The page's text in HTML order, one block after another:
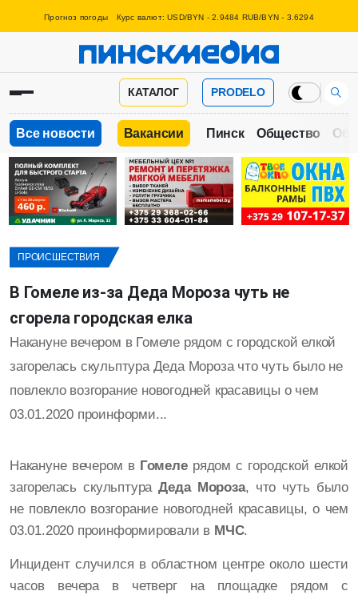
Прогноз погоды Курс валют: USD/BYN - 2.9484 RUB/BYN - 3.6294
КАТАЛОГ PRODELO
Все новости Вакансии Пинск Общество
ПРОИСШЕСТВИЯ
В Гомеле из-за Деда Мороза чуть не
сгорела городская елка
Накануне вечером в Гомеле рядом с городской елкой
загорелась скульптура Деда Мороза что чуть было не
повлекло возгорание новогодней красавицы о чем
03.01.2020 проинформи...
Накануне вечером в Гомелерядом с городской елкой
загорелась скульптураДеда Мороза, что чуть было
не повлекло возгорание новогодней красавицы, о чем
03.01.2020 проинформировали в МЧС.
Инцидент случился в областном центре около шести
часов вечера в четверг на площадке рядом с